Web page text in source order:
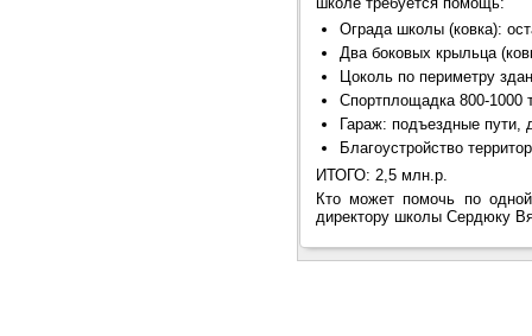
Ограда школы (ковка):
Два боковых крыльца
Цоколь по периметру
Спортплощадка 800-1000
Гараж: подъездные пути,
Благоустройство
ИТОГО: 2,5 млн.р.
Кто может помочь по
директору школы Сердюку